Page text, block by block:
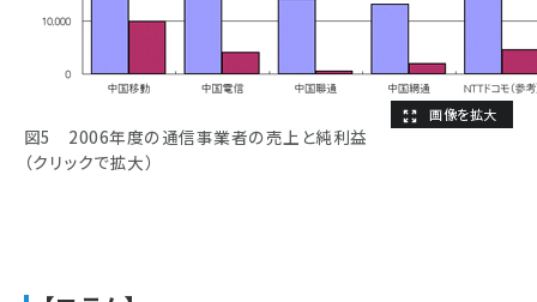
図5 2006年度の通信事業者の売上と純利益
（クリックで拡大）